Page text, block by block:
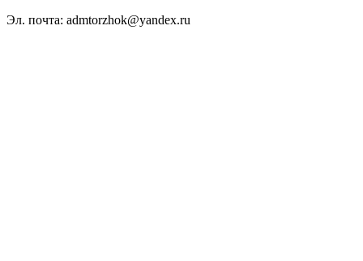
Эл. почта: admtorzhok@yandex.ru